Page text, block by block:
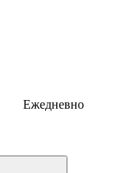
Ежедневно